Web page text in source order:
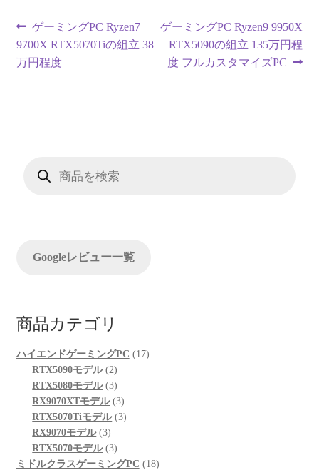
投
稿
ー
ン
前
の
投
ゲーミングPC Ryzen7
9700X RTX5070Tiの組立 38
万円程度
次
の
投
ゲーミングPC Ryzen9 9950X
RTX5090の組立 135万円程
度 フルカスタマイズPC
Googleレビュー一覧
商品カテゴリ
ハイエンドゲーミングPC 1717
RTX5090モデル 22
個
の
商
RTX5080モデル 33
個
の
品
RX9070XTモデル 33
個
品
RTX5070Tiモデル 33
商
RX9070モデル 33
個
の
RTX5070モデル 33
個
ミドルクラスゲーミングPC 1818